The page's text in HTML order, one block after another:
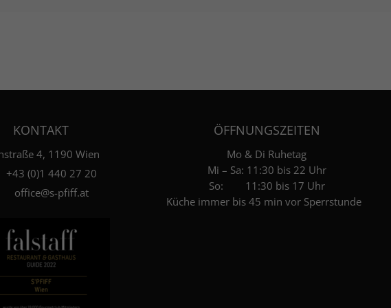
KONTAKT
4, 1190 Wien
+4­3­ ­(0)­1 440 27 20
office@s-pfiff.at
ÖFFNUNGSZEITEN
Mo & Di Ruhetag
Mi – Sa: 11:30 bis 22 Uhr
So: 11:30 bis 17 Uhr
Küche immer bis 45 min vor Sperrstunde